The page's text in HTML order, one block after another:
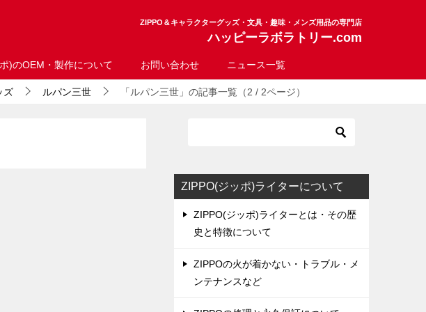
ZIPPO＆キャラクターグッズ・文具・趣味・メンズ用品の専門店
ハッピーラボラトリー.com
)のOEM・製作について お問い合わせ ニュース一覧
ズ ルパン三世 「ルパン三世」の記事一覧（2 / 2ページ）
ZIPPO(ジッポ)ライターについて
ZIPPO(ジッポ)ライターとは・その歴
史と特徴について
ZIPPOの火が着かない・トラブル・メ
ンテナンスなど